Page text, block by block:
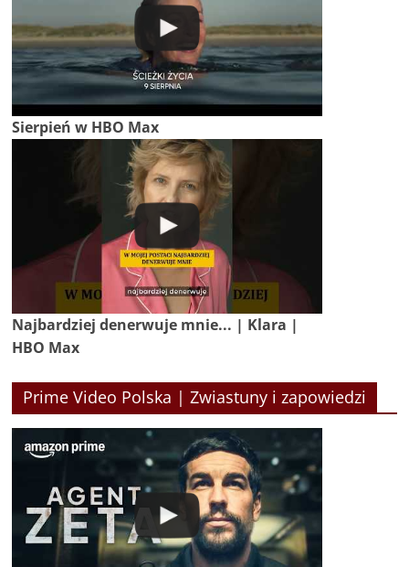
Sierpień w HBO Max
Najbardziej denerwuje mnie... | Klara |
HBO Max
Prime Video Polska | Zwiastuny i zapowiedzi